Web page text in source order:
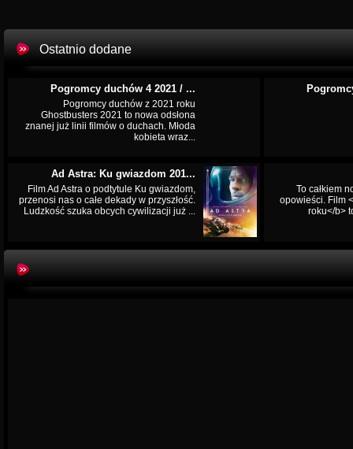
Ostatnio dodane
Pogromcy duchów 4 2021 / ...
Pogromcy duchów z 2021 roku
Ghostbusters 2021 to nowa odsłona
znanej już linii filmów o duchach. Młoda
kobieta wraz...
Ad Astra: Ku gwiazdom 201...
Film Ad Astra o podtytule Ku gwiazdom,
przenosi nas o całe dekady w przyszłość.
Ludzkość szuka obcych cywilizacji już ...
To całkiem
opowieści. Film
roku</b>